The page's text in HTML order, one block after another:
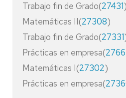
Trabajo fin de Grado(27431)
Matemáticas II(27308)
Trabajo fin de Grado(27331
Prácticas en empresa(
Matemáticas I(27302)
Prácticas en empresa(